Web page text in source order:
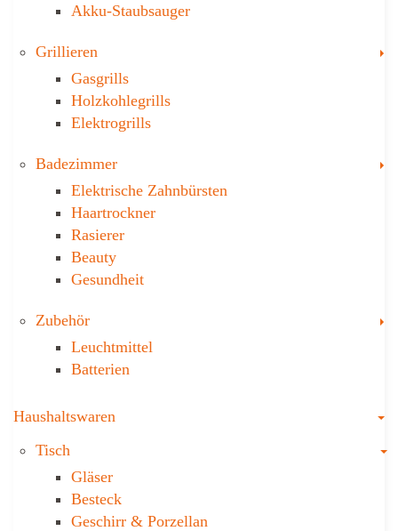
Akku-Staubsauger
Grillieren
Gasgrills
Holzkohlegrills
Elektrogrills
Badezimmer
Elektrische Zahnbürsten
Haartrockner
Rasierer
Beauty
Gesundheit
Zubehör
Leuchtmittel
Batterien
Haushaltswaren
Tisch
Gläser
Besteck
Geschirr & Porzellan